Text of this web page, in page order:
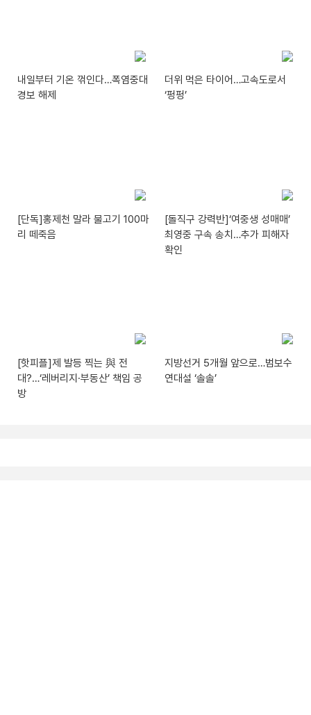
내일부터 기온 꺾인다…폭염중대
경보 해제
더위 먹은 타이어…고속도로서
‘펑펑’
[단독]홍제천 말라 물고기 100마
리 떼죽음
[돌직구 강력반]‘여중생 성매매’
최영중 구속 송치…추가 피해자
확인
[핫피플]제 발등 찍는 與 전
대?…‘레버리지·부동산’ 책임 공
방
지방선거 5개월 앞으로…범보수
연대설 ‘솔솔’